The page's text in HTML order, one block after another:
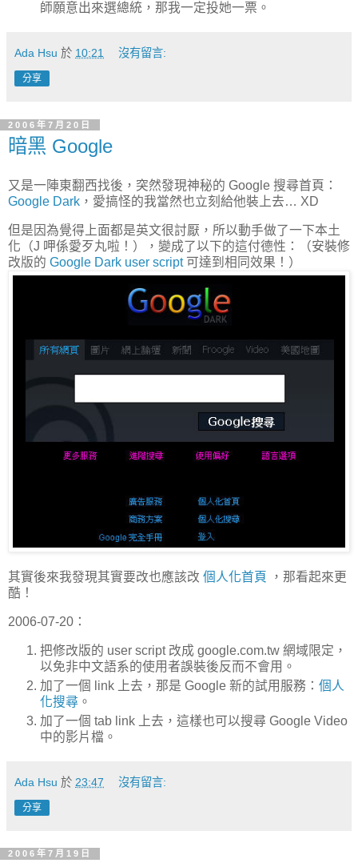
師願意出來選總統，那我一定投她一票。
Ada Hsu 於 10:21 沒有留言:
分享
2006年7月20日
暗黑 Google
又是一陣東翻西找後，突然發現神秘的 Google 搜尋首頁：
Google Dark ，愛搞怪的我當然也立刻給他裝上去… XD
但是因為覺得上面都是英文很討厭，所以動手做了一下本土
化（J 呷係愛歹丸啦！），變成了以下的這付德性：（安裝修
改版的 Google Dark user script可達到相同效果！）
其實後來我發現其實要改也應該改 個人化首頁
，那看起來更
酷！
2006-07-20：
把修改版的 user script 改成 google.com.tw 網域限定，
以免非中文語系的使用者誤裝後反而不會用。
加了一個 link 上去，那是 Google 新的試用服務： 個人
化搜尋 。
加了一個 tab link 上去，這樣也可以搜尋 Google Video
中的影片檔。
Ada Hsu 於 23:47 沒有留言:
分享
2006年7月19日